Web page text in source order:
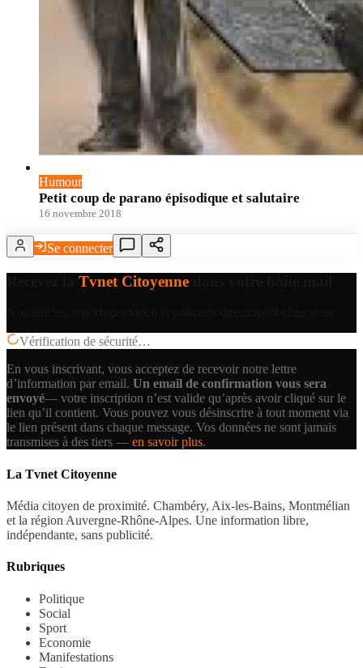
Humour
Petit coup de parano épisodique et salutaire
16 novembre 2018
Se connecter
Tvnet Citoyenne
Vérification de sécurité…
En vous inscrivant, vous acceptez de recevoir notre lettre
d’information par email. Un email de confirmation vous sera
envoyé— votre inscription n’est valide qu’après avoir cliqué sur le
lien qu’il contient. Vous pouvez vous désinscrire à tout moment via
le lien présent dans chaque message. Vos données ne sont jamais
transmises à des tiers — en savoir plus.
La Tvnet Citoyenne
Média citoyen de proximité. Chambéry, Aix-les-Bains, Montmélian
et la région Auvergne-Rhône-Alpes. Une information libre,
indépendante, sans publicité.
Rubriques
Politique
Social
Sport
Economie
Manifestations